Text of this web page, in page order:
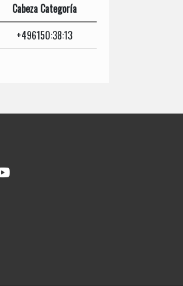
Cabeza Categoría
+496150:38:13